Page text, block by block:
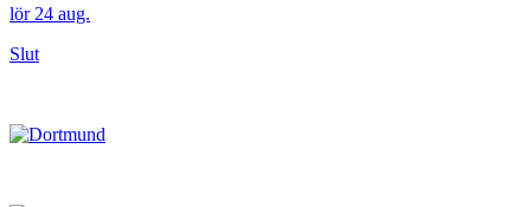
lör 24 aug.
Slut